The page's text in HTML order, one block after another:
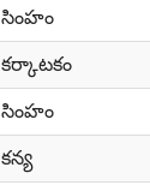
సింహం
కర్కాటకం
సింహం
కన్య